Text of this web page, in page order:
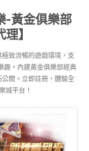
-黃金俱樂部
】
致流暢的遊戲環境，支
趣。內建黃金俱樂部經典
開。立即註冊，體驗全
城平台！